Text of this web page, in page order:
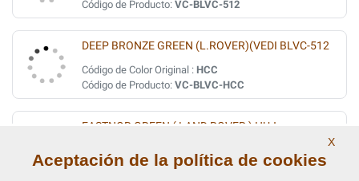
Código de Producto: VC-BLVC-512
DEEP BRONZE GREEN (L.ROVER)(VEDI BLVC-512
Código de Color Original : HCC
Código de Producto: VC-BLVC-HCC
EASTNOR GREEN ( LAND ROVER ) HUJ
Código de Producto:
VC-BLVC-419
X
Aceptación de la política de cookies